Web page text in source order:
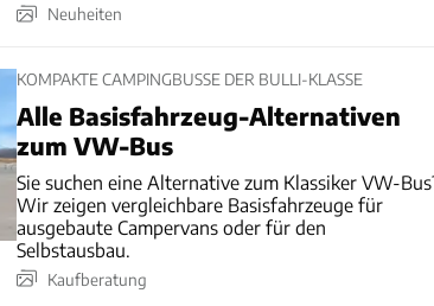
Neuheiten
KOMPAKTE CAMPINGBUSSE DER BULLI-KLASSE
Alle Basisfahrzeug-Alternativen
zum VW-Bus
Sie suchen eine Alternative zum Klassiker VW-
Wir zeigen vergleichbare Basisfahrzeuge für
ausgebaute Campervans oder für den
Selbstausbau.
Kaufberatung